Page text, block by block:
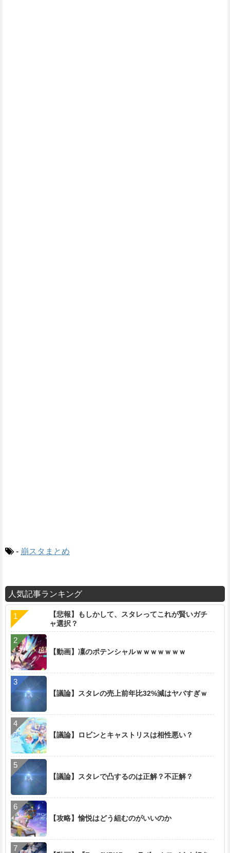
- 崩スタまとめ
人気記事ランキング
【悲報】もしかして、スタレってこれが賢いガチ
ャ選択？
【動画】凜のポテンシャルｗｗｗｗｗｗｗ
【議論】スタレの売上前年比32%減はヤバすぎｗ
【議論】ロビンとキャストリスは相性悪い？
【議論】スタレで凸するのは正解？不正解？
【攻略】愉悦はどう組むのがいいのか